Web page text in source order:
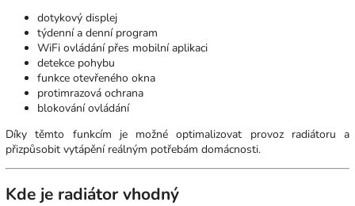
dotykový displej
týdenní a denní program
WiFi ovládání přes mobilní aplikaci
detekce pohybu
funkce otevřeného okna
protimrazová ochrana
blokování ovládání
Díky těmto funkcím je možné optimalizovat provoz radiátoru a
přizpůsobit vytápění reálným potřebám domácnosti.
Kde je radiátor vhodný